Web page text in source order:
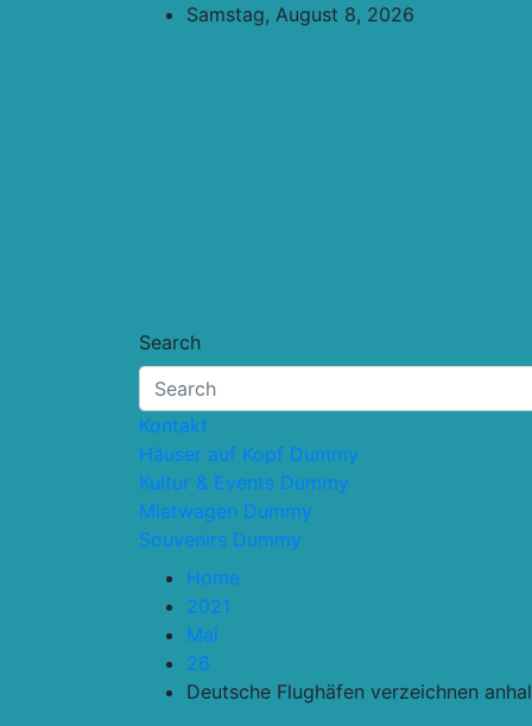
Samstag, August 8, 2026
Search
Kontakt
Häuser auf Kopf Dummy
Kultur & Events Dummy
Mietwagen Dummy
Souvenirs Dummy
Home
2021
Mai
26
Deutsche Flughäfen verzeichnen